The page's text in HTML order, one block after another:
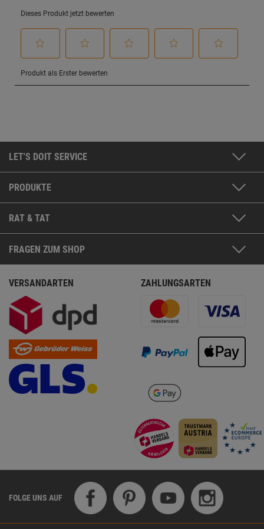
LET'S DOIT SERVICE
PRODUKTE
RAT & TAT
FRAGEN ZUM SHOP
VERSANDARTEN ZAHLUNGSARTEN
FOLGE UNS AUF